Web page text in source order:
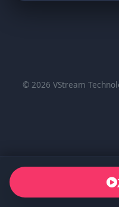
© 2026 VStream